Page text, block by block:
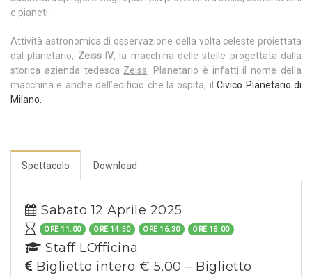
e pianeti.
Attività astronomica di osservazione della volta celeste proiettata
dal planetario, Zeiss IV, la macchina delle stelle progettata dalla
storica azienda tedesca Zeiss. Planetario è infatti il nome della
macchina e anche dell’edificio che la ospita, ilCivico Planetario di
Milano.
Spettacolo Download
Sabato 12 Aprile 2025
ORE 11.00 ORE 14.30 ORE 16.30 ORE 18.00
Staff LOfficina
Biglietto intero € 5,00 – Biglietto